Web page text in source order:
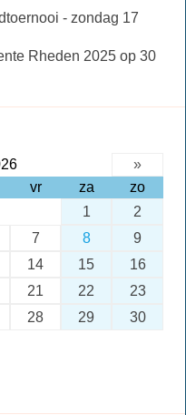
- zondag 17
Rheden 2025 op 30
»
vr za
zo
1
2
7 8
9
14 15
16
21 22
23
28 29
30